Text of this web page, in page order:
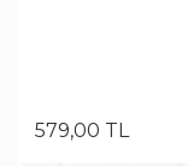
579,00 TL